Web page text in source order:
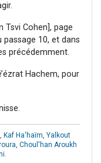
Tsvi Cohen], page
10, et dans
précédemment.
Hachem, pour
, Kaf Ha'haïm, Yalkout
, Choul'han Aroukh
.